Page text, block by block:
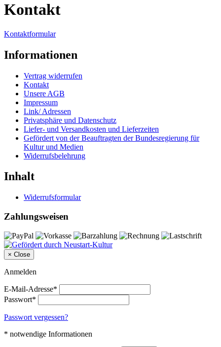
Kontakt
Kontaktformular
Informationen
Vertrag widerrufen
Kontakt
Unsere AGB
Impressum
Link/ Adressen
Privatsphäre und Datenschutz
Liefer- und Versandkosten und Lieferzeiten
Gefördert von der Beauftragten der Bundesregierung für
Kultur und Medien
Widerrufsbelehrung
Inhalt
Widerrufsformular
Zahlungsweisen
× Close
Anmelden
E-Mail-Adresse*
Passwort*
Passwort vergessen?
* notwendige Informationen